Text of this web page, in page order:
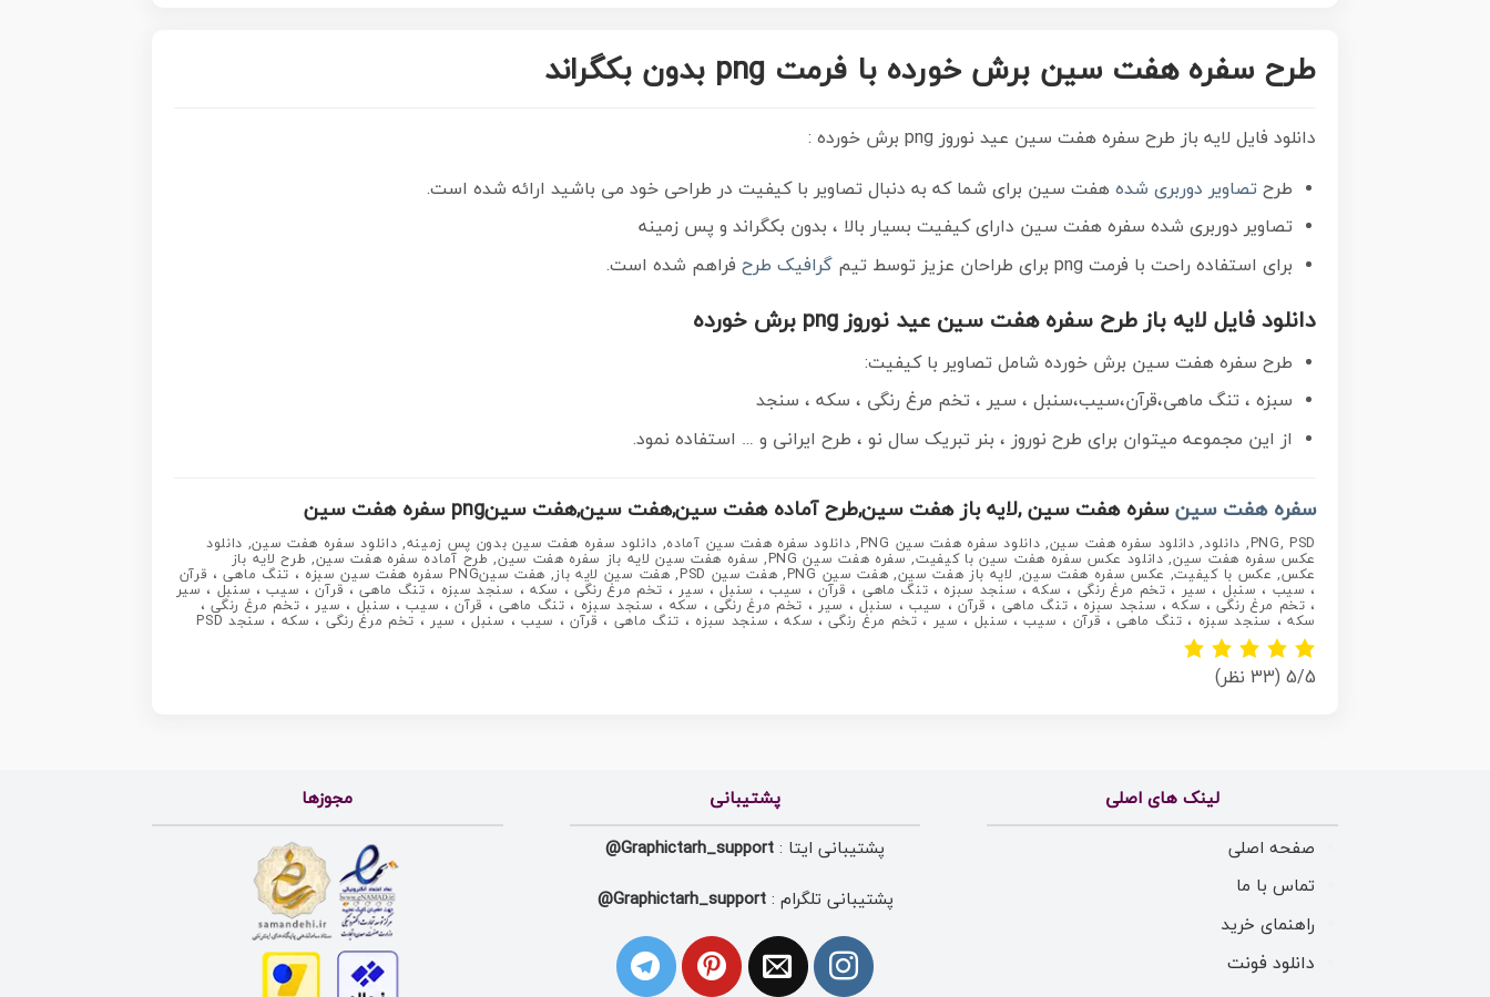
طرح سفره هفت سین برش خورده با فرمت png بدون بکگراند
دانلود فایل لایه باز طرح سفره هفت سین عید نوروز png برش خورده :
طرح تصاویر دوربری شده هفت سین برای شما که به دنبال تصاویر با کیفیت در طراحی خود می باشید ارائه شده است.
تصاویر دوربری شده سفره هفت سین دارای کیفیت بسیار بالا ، بدون بکگراند و پس زمینه
برای استفاده راحت با فرمت png برای طراحان عزیز توسط تیم
گرافیک طرحفراهم شده است.
دانلود فایل لایه باز طرح سفره هفت سین عید نوروز png برش خورده
طرح سفره هفت سین برش خورده شامل تصاویر با کیفیت:
سبزه ، تنگ ماهی،قرآن،سیب،سنبل ، سیر ، تخم مرغ رنگی ، سکه ، سنجد
از این مجموعه میتوان برای طرح نوروز ، بنر تبریک سال نو ، طرح ایرانی و … استفاده نمود.
سفره هفت سین سفره هفت سین ,لایه باز هفت سین,طرح آماده هفت سین,هفت سین,هفت سینpng سفره هفت سین
PNG, PSD, دانلود, دانلود سفره هفت سین, دانلود سفره هفت سین PNG, دانلود سفره هفت سین آماده, دانلود سفره هفت سین بدون پس زمینه, دانلود سفره هفت سین, دانلود
عکس سفره هفت سین, دانلود عکس سفره هفت سین با کیفیت, سفره هفت سین PNG, سفره هفت سین لایه باز سفره هفت سین, طرح آماده سفره هفت سین, طرح لایه باز
عکس, عکس با کیفیت, عکس سفره هفت سین, لایه باز هفت سین, هفت سین PNG, هفت سین PSD, هفت سین لایه باز, هفت سینPNG سفره هفت سین سبزه ، تنگ ماهی ، قرآن
، سیب ، سنبل ، سیر ، تخم مرغ رنگی ، سکه ، سنجد سبزه ، تنگ ماهی ، قرآن ، سیب ، سنبل ، سیر ، تخم مرغ رنگی ، سکه ، سنجد سبزه ، تنگ ماهی ، قرآن ، سیب ، سنبل ، سیر
، تخم مرغ رنگی ، سکه ، سنجد سبزه ، تنگ ماهی ، قرآن ، سیب ، سنبل ، سیر ، تخم مرغ رنگی ، سکه ، سنجد سبزه ، تنگ ماهی ، قرآن ، سیب ، سنبل ، سیر ، تخم مرغ رنگی ،
سکه ، سنجد سبزه ، تنگ ماهی ، قرآن ، سیب ، سنبل ، سیر ، تخم مرغ رنگی ، سکه ، سنجد سبزه ، تنگ ماهی ، قرآن ، سیب ، سنبل ، سیر ، تخم مرغ رنگی ، سکه ، سنجد PSD
5/5 (33 نظر)
لینک های اصلی
صفحه اصلی
تماس با ما
راهنمای خرید
دانلود فونت
پشتیبانی
پشتیبانی ایتا : Graphictarh_support@
پشتیبانی تلگرام :Graphictarh_support@
مجوزها